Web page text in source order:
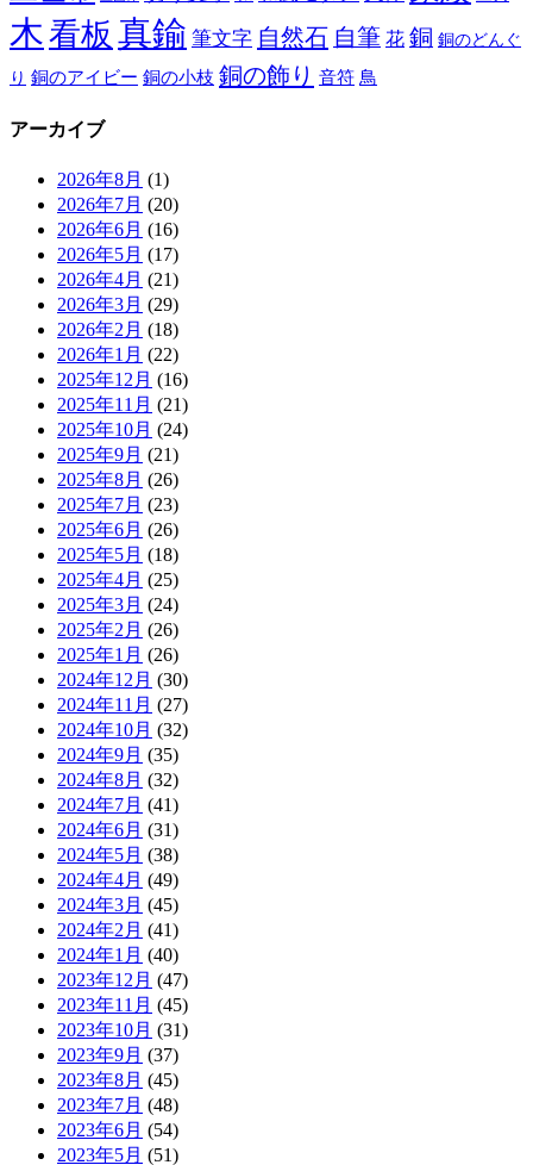
木看板 真鍮 筆文字 自然石 自筆 花 銅 銅のどんぐ
り 銅のアイビー 銅の小枝 銅の飾り 音符 鳥
アーカイブ
2026年8月 (1)
2026年7月 (20)
2026年6月 (16)
2026年5月 (17)
2026年4月 (21)
2026年3月 (29)
2026年2月 (18)
2026年1月 (22)
2025年12月 (16)
2025年11月 (21)
2025年10月 (24)
2025年9月 (21)
2025年8月 (26)
2025年7月 (23)
2025年6月 (26)
2025年5月 (18)
2025年4月 (25)
2025年3月 (24)
2025年2月 (26)
2025年1月 (26)
2024年12月 (30)
2024年11月 (27)
2024年10月 (32)
2024年9月 (35)
2024年8月 (32)
2024年7月 (41)
2024年6月 (31)
2024年5月 (38)
2024年4月 (49)
2024年3月 (45)
2024年2月 (41)
2024年1月 (40)
2023年12月 (47)
2023年11月 (45)
2023年10月 (31)
2023年9月 (37)
2023年8月 (45)
2023年7月 (48)
2023年6月 (54)
2023年5月 (51)